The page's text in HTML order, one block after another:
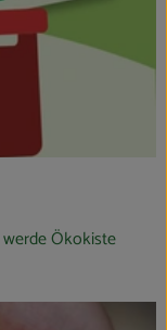
Ökokiste